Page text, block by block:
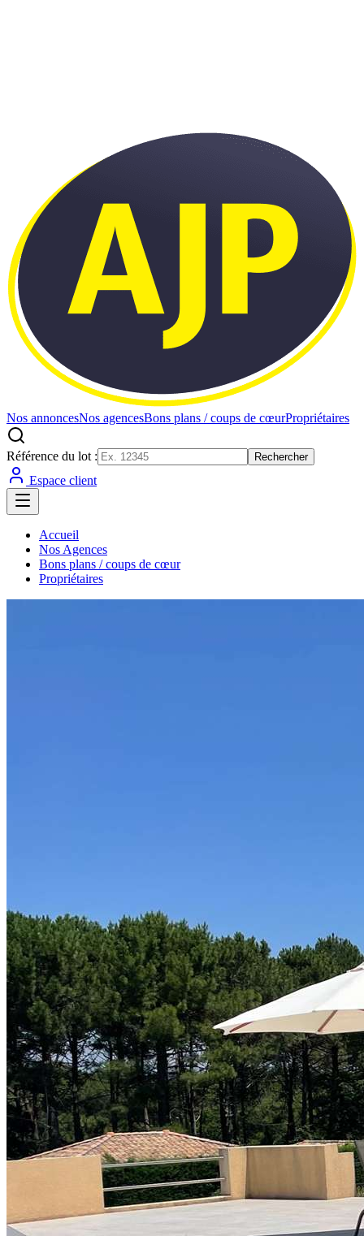
Nos annoncesNos agencesBons plans / coups de cœurPropriétaires
Référence du lot : Rechercher
Espace client
Accueil
Nos Agences
Bons plans / coups de cœur
Propriétaires